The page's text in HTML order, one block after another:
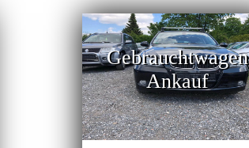
Gebrauchtwagen
Ankauf